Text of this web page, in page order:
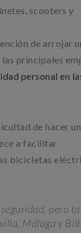
scooters y
de arrojar
principales
personal en
de hacer un
a facilitar
bicicletas
pero
Málaga y